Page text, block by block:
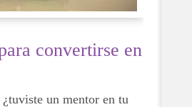
convertirse en
un mentor en tu